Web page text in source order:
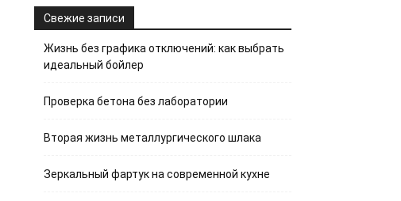
Свежие записи
Жизнь без графика отключений: как выбрать
идеальный бойлер
Проверка бетона без лаборатории
Вторая жизнь металлургического шлака
Зеркальный фартук на современной кухне